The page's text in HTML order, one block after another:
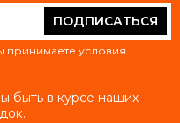
ПОДПИСАТЬСЯ
принимаете условия
быть в курсе наших